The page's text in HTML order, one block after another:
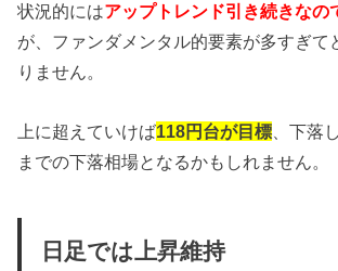
状況的にはアップトレンド引き続きなの
が、ファンダメンタル的要素が多すぎて
りません。
上に超えていけば118円台が目標 、下落
までの下落相場となるかもしれません。
日足では上昇維持